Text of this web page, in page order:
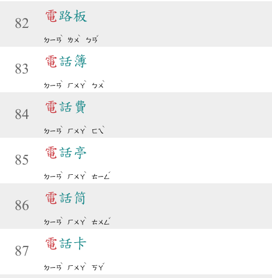
82
電路板
ㄉㄧㄢ
ˋ
ㄌㄨ
ˋ
ㄅㄢ
ˇ
83
電話簿
ㄉㄧㄢ
ˋ
ㄏㄨㄚ
ˋ
ㄅㄨ
ˋ
84
電話費
ㄉㄧㄢ
ˋ
ㄏㄨㄚ
ˋ
ㄈㄟ
ˋ
85
電話亭
ㄉㄧㄢ
ˋ
ㄏㄨㄚ
ˋ
ㄊㄧㄥ
ˊ
86
電話筒
ㄉㄧㄢ
ˋ
ㄏㄨㄚ
ˋ
ㄊㄨㄥ
ˇ
87
電話卡
ㄉㄧㄢ
ˋ
ㄏㄨㄚ
ˋ
ㄎㄚ
ˇ